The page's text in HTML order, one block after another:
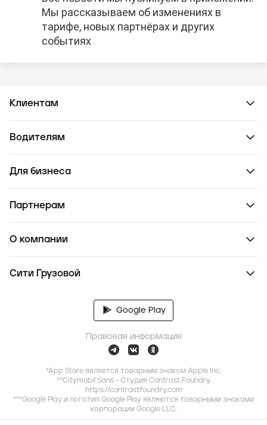
Мы рассказываем об изменениях в
тарифе, новых партнёрах и других
событиях
Клиентам
Водителям
Для бизнеса
Партнерам
О компании
Сити Грузовой
Google Play
Правовая информация
*App Store является товарным знаком Apple Inc.
**Citymobil Sans - Студия Contrast Foundry,
https://contrastfoundry.com
***Google Play и логотип Google Play являются товарными знаками
корпорации Google LLC.